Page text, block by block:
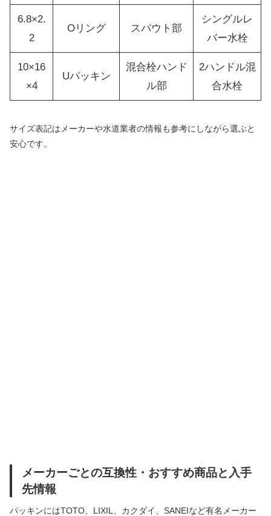
6.8×2.
2
Oリング スパウト部
シングルレ
バー水栓
10×16
×4
Uパッキン
混合栓ハンド
ル部
2ハンドル混
合水栓
サイズ表記はメーカーや水道業者の情報も参考にしながら選ぶと
安心です。
メーカーごとの互換性・おすすめ商品と入手
先情報
パッキンにはTOTO、LIXIL、カクダイ、SANEIなど有名メーカー